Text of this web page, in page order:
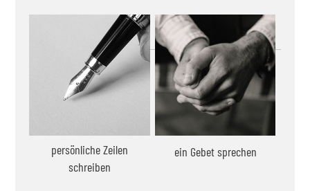
persönliche Zeilen
schreiben
ein Gebet sprechen